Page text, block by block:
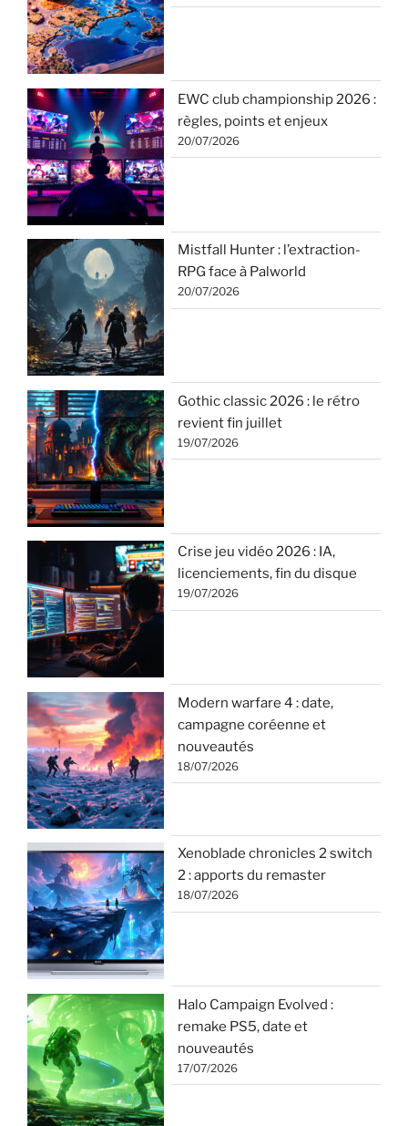
EWC club championship 2026 :
règles, points et enjeux
20/07/2026
Mistfall Hunter : l’extraction-
RPG face à Palworld
20/07/2026
Gothic classic 2026 : le rétro
revient fin juillet
19/07/2026
Crise jeu vidéo 2026 : IA,
licenciements, fin du disque
19/07/2026
Modern warfare 4 : date,
campagne coréenne et
nouveautés
18/07/2026
Xenoblade chronicles 2 switch
2 : apports du remaster
18/07/2026
Halo Campaign Evolved :
remake PS5, date et
nouveautés
17/07/2026